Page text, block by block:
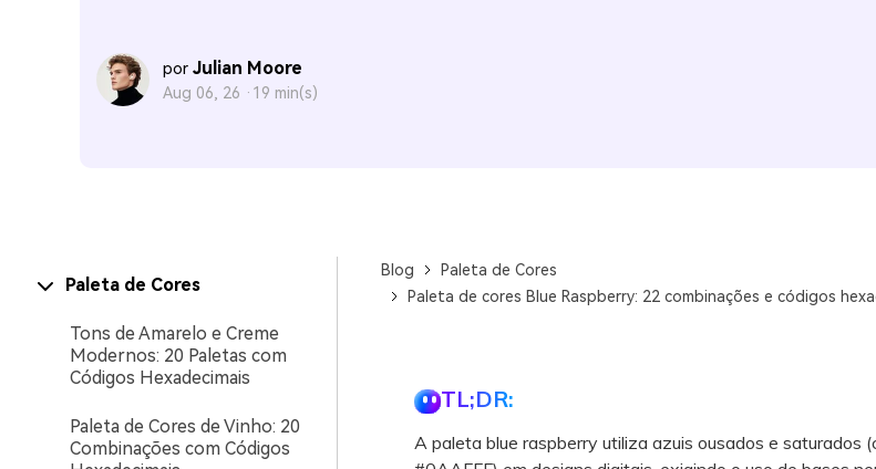
por Julian Moore
Aug 06, 26 · 19 min(s)
Paleta de Cores
Tons de Amarelo e Creme
Modernos: 20 Paletas com
Códigos Hexadecimais
Paleta de Cores de Vinho: 20
Combinações com Códigos
Blog
Paleta de Cores
Paleta de cores Blue Raspberry: 22 combinações e códigos
TL;DR:
A paleta blue raspberry utiliza azuis ousados e saturados